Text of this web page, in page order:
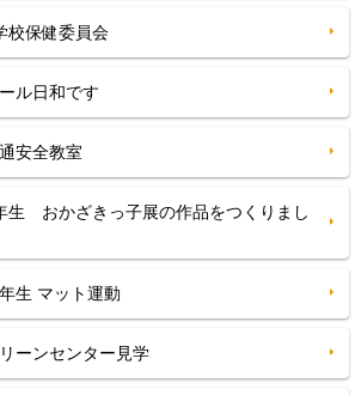
校保健委員会
ル日和です
安全教室
生 おかざきっ子展の作品をつくりまし
生 マット運動
ーンセンター見学